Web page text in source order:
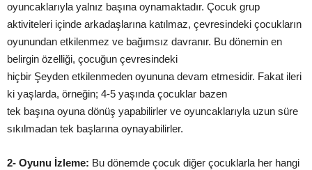
oyuncaklarıyla yalnız başına oynamaktadır. Çocuk grup
aktiviteleri içinde arkadaşlarına katılmaz, çevresindeki çocukların
oyunundan etkilenmez ve bağımsız davranır. Bu dönemin en
belirgin özelliği, çocuğun çevresindeki
hiçbir Şeyden etkilenmeden oyununa devam etmesidir. Fakat ileri
ki yaşlarda, örneğin; 4-5 yaşında çocuklar bazen
tek başına oyuna dönüş yapabilirler ve oyuncaklarıyla uzun süre
sıkılmadan tek başlarına oynayabilirler.
2- Oyunu İzleme: Bu dönemde çocuk diğer çocuklarla her hangi